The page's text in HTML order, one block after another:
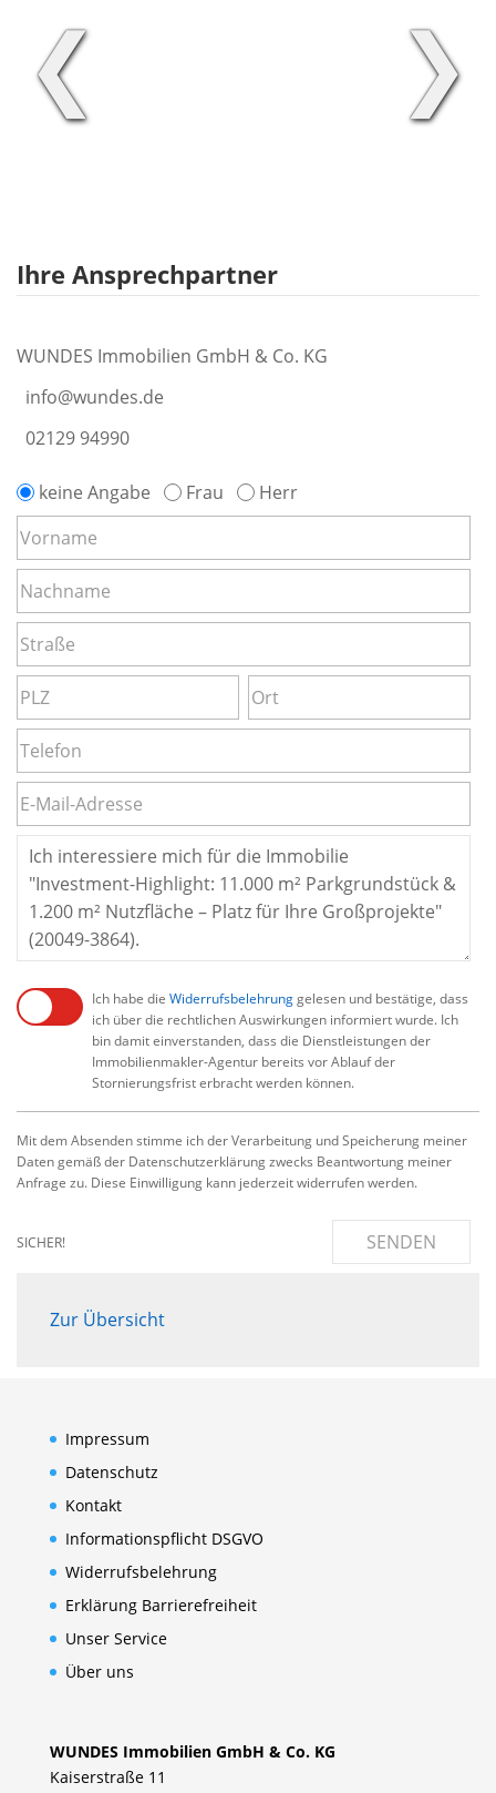
❮ ❯
Ihre Ansprechpartner
WUNDES Immobilien GmbH & Co. KG
info@wundes.de
02129 94990
keine Angabe Frau Herr
Ich habe die Widerrufsbelehrunggelesen und bestätige, dass
ich über die rechtlichen Auswirkungen informiert wurde. Ich
bin damit einverstanden, dass die Dienstleistungen der
Immobilienmakler-Agentur bereits vor Ablauf der
Stornierungsfrist erbracht werden können.
Mit dem Absenden stimme ich der Verarbeitung und Speicherung meiner
Daten gemäß der Datenschutzerklärung zwecks Beantwortung meiner
Anfrage zu. Diese Einwilligung kann jederzeit widerrufen werden.
SICHER! SENDEN
Zur Übersicht
Impressum
Datenschutz
Kontakt
Informationspflicht DSGVO
Widerrufsbelehrung
Erklärung Barrierefreiheit
Unser Service
Über uns
WUNDES Immobilien GmbH & Co. KG
Kaiserstraße 11